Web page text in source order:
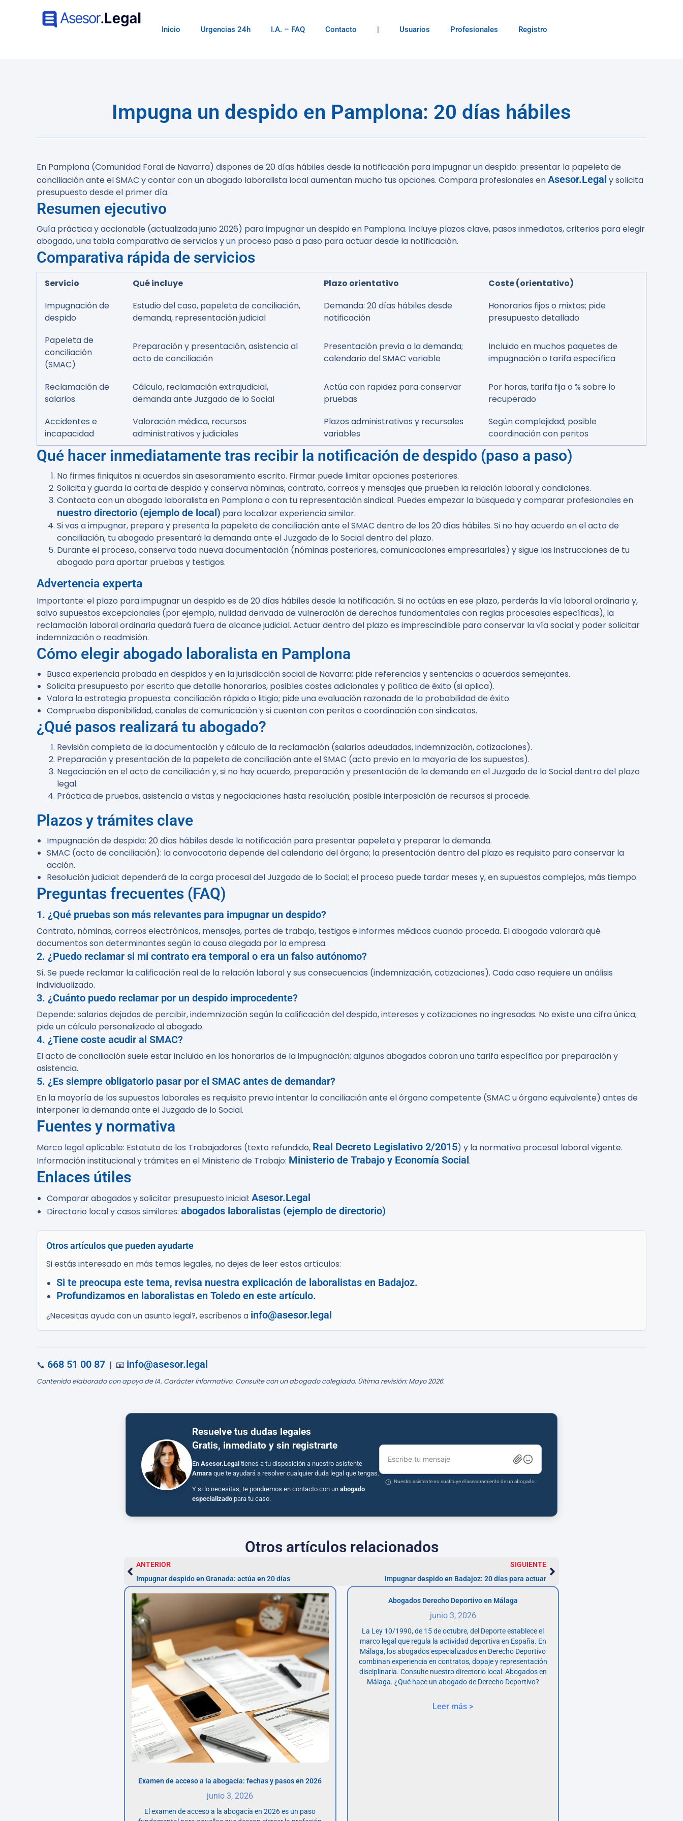
Inicio Urgencias 24h I.A. – FAQ Contacto | Usuarios Profesionales Registro
Impugna un despido en Pamplona: 20 días hábiles
En Pamplona (Comunidad Foral de Navarra) dispones de20 días hábiles desde la notificación para impugnar un despido: presentar la papeleta de
conciliación ante el SMAC y contar con un abogado laboralista local aumentan mucho tus opciones. Compara profesionales enAsesor.Legal y solicita
presupuesto desde el primer día.
Resumen ejecutivo
Guía práctica y accionable (actualizada junio 2026) para impugnar un despido en Pamplona. Incluye plazos clave, pasos inmediatos, criterios para elegir
abogado, una tabla comparativa de servicios y un proceso paso a paso para actuar desde la notificación.
Comparativa rápida de servicios
Servicio Qué incluye Plazo orientativo
Coste (orientativo)
Impugnación de
despido
Estudio del caso, papeleta de conciliación,
demanda, representación judicial
Demanda: 20 días hábiles desde
notificación
Honorarios fijos o mixtos; pide
presupuesto detallado
Papeleta de
conciliación
(SMAC)
Preparación y presentación, asistencia al
acto de conciliación
Presentación previa a la demanda;
calendario del SMAC variable
Incluido en muchos paquetes de
impugnación o tarifa específica
Reclamación de
salarios
Cálculo, reclamación extrajudicial,
demanda ante Juzgado de lo Social
Actúa con rapidez para conservar
pruebas
Por horas, tarifa fija o % sobre lo
recuperado
Accidentes e
incapacidad
Valoración médica, recursos
administrativos y judiciales
Plazos administrativos y recursales
variables
Según complejidad; posible
coordinación con peritos
Qué hacer inmediatamente tras recibir la notificación de despido (paso a paso)
No firmes finiquitos ni acuerdos sin asesoramiento escrito. Firmar puede limitar opciones posteriores.
Solicita y guarda la carta de despido y conserva nóminas, contrato, correos y mensajes que prueben la relación laboral y condiciones.
Contacta con un abogado laboralista en Pamplona o con tu representación sindical. Puedes empezar la búsqueda y comparar profesionales en
nuestro directorio (ejemplo de local) para localizar experiencia similar.
Si vas a impugnar, prepara y presenta la papeleta de conciliación ante el SMAC dentro de los 20 días hábiles. Si no hay acuerdo en el acto de
conciliación, tu abogado presentará la demanda ante el Juzgado de lo Social dentro del plazo.
Durante el proceso, conserva toda nueva documentación (nóminas posteriores, comunicaciones empresariales) y sigue las instrucciones de tu
abogado para aportar pruebas y testigos.
Advertencia experta
Importante: el plazo para impugnar un despido es de20 días hábiles desde la notificación. Si no actúas en ese plazo, perderás la vía laboral ordinariay,
salvo supuestos excepcionales (por ejemplo, nulidad derivada de vulneración de derechos fundamentales con reglas procesales específicas), la
reclamación laboral ordinaria quedará fuera de alcance judicial. Actuar dentro del plazo es imprescindible para conservar la vía social y poder solicitar
indemnización o readmisión.
Cómo elegir abogado laboralista en Pamplona
Busca experiencia probada en despidos y en la jurisdicción social de Navarra; pide referencias y sentencias o acuerdos semejantes.
Solicita presupuesto por escrito que detalle honorarios, posibles costes adicionales y política de éxito (si aplica).
Valora la estrategia propuesta: conciliación rápida o litigio; pide una evaluación razonada de la probabilidad de éxito.
Comprueba disponibilidad, canales de comunicación y si cuentan con peritos o coordinación con sindicatos.
¿Qué pasos realizará tu abogado?
Revisión completa de la documentación y cálculo de la reclamación (salarios adeudados, indemnización, cotizaciones).
Preparación y presentación de la papeleta de conciliación ante el SMAC (acto previo en la mayoría de los supuestos).
Negociación en el acto de conciliación y, si no hay acuerdo, preparación y presentación de la demanda en el Juzgado de lo Social dentro del plazo
legal.
Práctica de pruebas, asistencia a vistas y negociaciones hasta resolución; posible interposición de recursos si procede.
Plazos y trámites clave
Impugnación de despido: 20 días hábiles desde la notificación para presentar papeleta y preparar la demanda.
SMAC (acto de conciliación): la convocatoria depende del calendario del órgano; la presentación dentro del plazo es requisito para conservar la
acción.
Resolución judicial: dependerá de la carga procesal del Juzgado de lo Social; el proceso puede tardar meses y, en supuestos complejos, más tiempo.
Preguntas frecuentes (FAQ)
1. ¿Qué pruebas son más relevantes para impugnar un despido?
Contrato, nóminas, correos electrónicos, mensajes, partes de trabajo, testigos e informes médicos cuando proceda. El abogado valorará qué
documentos son determinantes según la causa alegada por la empresa.
2. ¿Puedo reclamar si mi contrato era temporal o era un falso autónomo?
Sí. Se puede reclamar la calificación real de la relación laboral y sus consecuencias (indemnización, cotizaciones). Cada caso requiere un análisis
individualizado.
3. ¿Cuánto puedo reclamar por un despido improcedente?
Depende: salarios dejados de percibir, indemnización según la calificación del despido, intereses y cotizaciones no ingresadas. No existe una cifra única;
pide un cálculo personalizado al abogado.
4. ¿Tiene coste acudir al SMAC?
El acto de conciliación suele estar incluido en los honorarios de la impugnación; algunos abogados cobran una tarifa específica por preparación y
asistencia.
5. ¿Es siempre obligatorio pasar por el SMAC antes de demandar?
En la mayoría de los supuestos laborales es requisito previo intentar la conciliación ante el órgano competente (SMAC u órgano equivalente) antes de
interponer la demanda ante el Juzgado de lo Social.
Fuentes y normativa
Marco legal aplicable: Estatuto de los Trabajadores (texto refundido, Real Decreto Legislativo 2/2015) y la normativa procesal laboral vigente.
Información institucional y trámites en el Ministerio de Trabajo: Ministerio de Trabajo y Economía Social.
Enlaces útiles
Comparar abogados y solicitar presupuesto inicial: Asesor.Legal
Directorio local y casos similares: abogados laboralistas (ejemplo de directorio)
Otros artículos que pueden ayudarte
Si estás interesado en más temas legales, no dejes de leer estos artículos:
Si te preocupa este tema, revisa nuestra explicación de laboralistas en Badajoz.
Profundizamos en laboralistas en Toledo en este artículo.
¿Necesitas ayuda con un asunto legal?, escríbenos a info@asesor.legal
📞 668 51 00 87 | 📧 info@asesor.legal
Contenido elaborado con apoyo de IA. Carácter informativo. Consulte con un abogado colegiado. Última revisión: Mayo 2026.
Resuelve tus dudas legales
Gratis, inmediato y sin registrarte
En Asesor.Legal tienes a tu disposición a nuestro asistente
Amara que te ayudará a resolver cualquier duda legal que tengas.
Y si lo necesitas, te pondremos en contacto con un abogado
especializado para tu caso.
Escribe tu mensaje
Nuestro asistente no sustituye el asesoramiento de un abogado.
Otros artículos relacionados
ANTERIOR
Impugnar despido en Granada: actúa en 20 días
SIGUIENTE
Impugnar despido en Badajoz: 20 días para actuar
Examen de acceso a la abogacía: fechas y pasos en 2026
junio 3, 2026
El examen de acceso a la abogacía en 2026 es un paso
Abogados Derecho Deportivo en Málaga
junio 3, 2026
La Ley 10/1990, de 15 de octubre, del Deporte establece el
marco legal que regula la actividad deportiva en España. En
Málaga, los abogados especializados en Derecho Deportivo
combinan experiencia en contratos, dopaje y representación
disciplinaria. Consulte nuestro directorio local: Abogados en
Málaga. ¿Qué hace un abogado de Derecho Deportivo?
Leer más >